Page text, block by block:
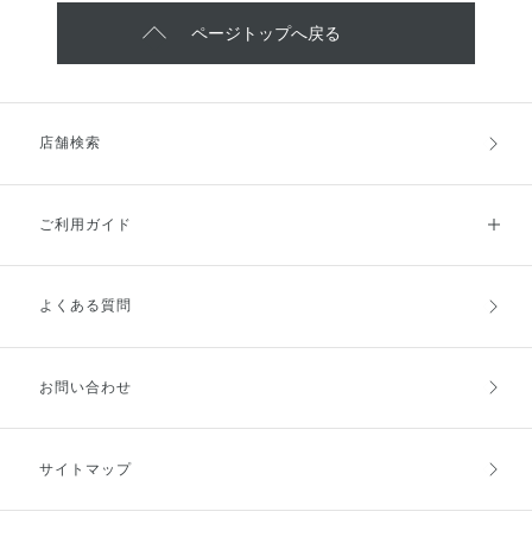
ページトップへ戻る
店舗検索
ご利用ガイド
ご利用ガイドトップ
お支払方法
キャンセル・返品・交換
よくある質問
お問い合わせ
サイトマップ